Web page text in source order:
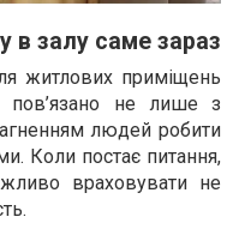
в залу саме зараз
житлових приміщень
не лише з
людей робити
Коли постає питання,
враховувати не